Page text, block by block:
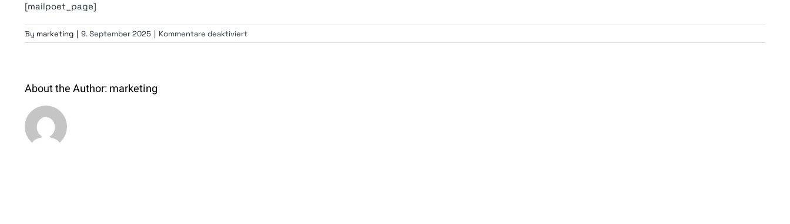
[mailpoet_page]
By marketing | 9. September 2025 | Kommentare deaktiviertfür
MailPoet
About the Author:marketing